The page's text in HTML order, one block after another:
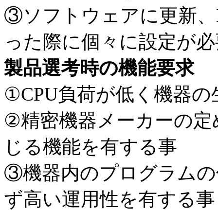
③ソフトウェアに更新
った際に個々に設定が
製品選考時の機能要求
①CPU負荷が低く機器
②精密機器メーカーの
じる機能を有する事
③機器内のプログラム
ず高い運用性を有する事